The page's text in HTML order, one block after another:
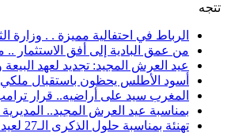
تتجه
الرباط في احتفالية مميزة . . وزارة
من عمق البادية إلى أفق الاستثمار ..
عيد العرش المجيد: تجديد لعهد
أسود الأطلس يحظون باستقبال
المغرب سيد على أراضيه.. قرار ترامب وقرار مجلس
بمناسبة عيد العرش المجيد.. المديرية
تهنئة بمناسبة حلول الذكرى الـ27 لعيد العرش المجيد